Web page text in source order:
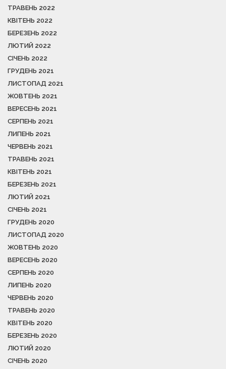
ТРАВЕНЬ 2022
КВІТЕНЬ 2022
БЕРЕЗЕНЬ 2022
ЛЮТИЙ 2022
СІЧЕНЬ 2022
ГРУДЕНЬ 2021
ЛИСТОПАД 2021
ЖОВТЕНЬ 2021
ВЕРЕСЕНЬ 2021
СЕРПЕНЬ 2021
ЛИПЕНЬ 2021
ЧЕРВЕНЬ 2021
ТРАВЕНЬ 2021
КВІТЕНЬ 2021
БЕРЕЗЕНЬ 2021
ЛЮТИЙ 2021
СІЧЕНЬ 2021
ГРУДЕНЬ 2020
ЛИСТОПАД 2020
ЖОВТЕНЬ 2020
ВЕРЕСЕНЬ 2020
СЕРПЕНЬ 2020
ЛИПЕНЬ 2020
ЧЕРВЕНЬ 2020
ТРАВЕНЬ 2020
КВІТЕНЬ 2020
БЕРЕЗЕНЬ 2020
ЛЮТИЙ 2020
СІЧЕНЬ 2020